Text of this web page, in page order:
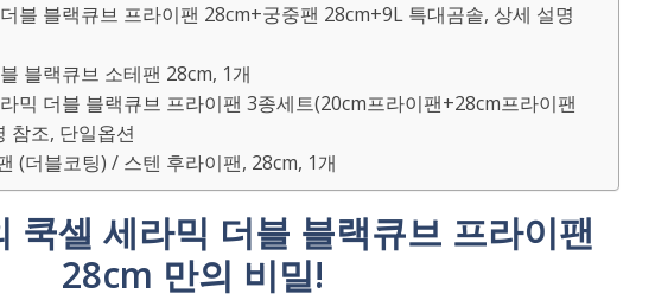
블 블랙큐브 프라이팬 28cm+궁중팬 28cm+9L 특대곰솥, 상세 설명
블랙큐브 소테팬 28cm, 1개
믹 더블 블랙큐브 프라이팬 3종세트(20cm프라이팬+28cm프라이팬
참조, 단일옵션
(더블코팅) / 스텐 후라이팬, 28cm, 1개
쿡셀 세라믹 더블 블랙큐브 프라이팬
28cm 만의 비밀!